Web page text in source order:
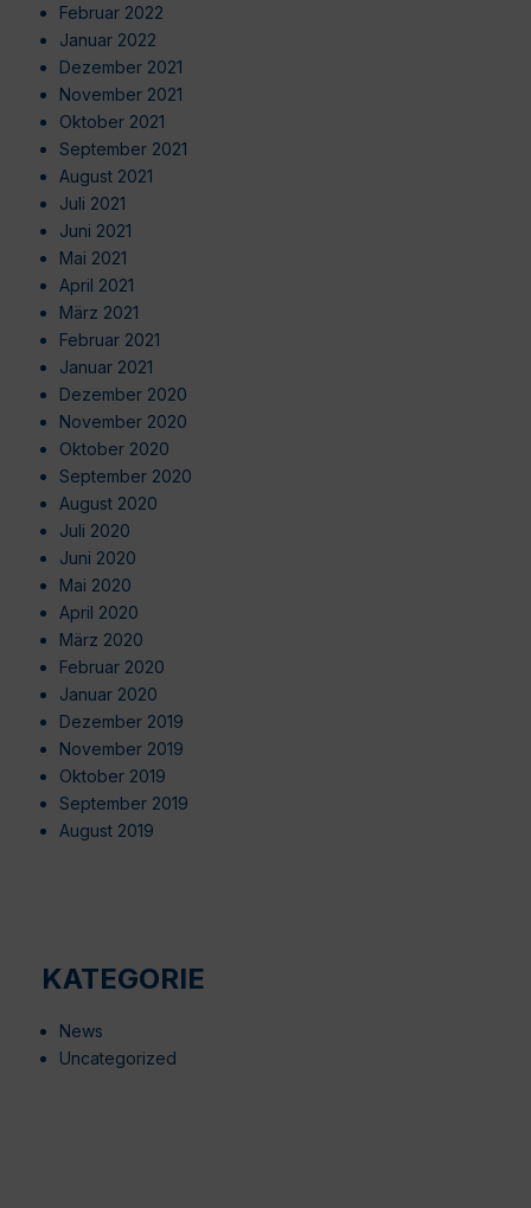
Februar 2022
Januar 2022
Dezember 2021
November 2021
Oktober 2021
September 2021
August 2021
Juli 2021
Juni 2021
Mai 2021
April 2021
März 2021
Februar 2021
Januar 2021
Dezember 2020
November 2020
Oktober 2020
September 2020
August 2020
Juli 2020
Juni 2020
Mai 2020
April 2020
März 2020
Februar 2020
Januar 2020
Dezember 2019
November 2019
Oktober 2019
September 2019
August 2019
KATEGORIE
News
Uncategorized